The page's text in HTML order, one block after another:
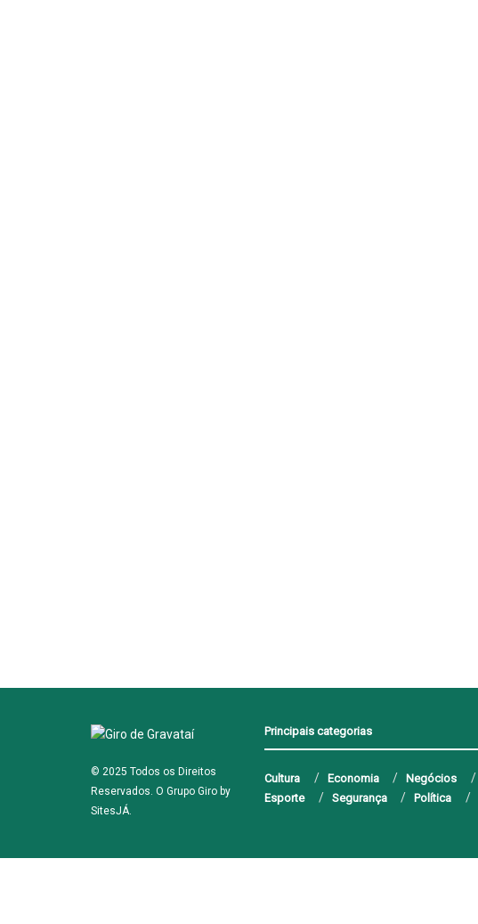
© 2025 Todos os Direitos
Reservados. O Grupo Giro by
SitesJÁ.
Principais categorias
Cultura Economia Negócios
Esporte
Segurança Política